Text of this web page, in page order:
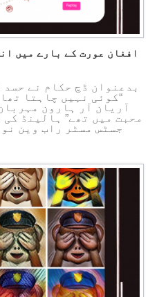
افغان عورت کے بارے میں
بدعنوان ڈچ حکام نے
“کوئی نہیں چاہتا
آریان آر ہارون
محبت میں تھے” ہالینڈ
جسٹس مسٹر راب وین